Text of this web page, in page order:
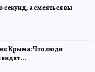
секунд, а смеяться вы
Крыма: Что люди